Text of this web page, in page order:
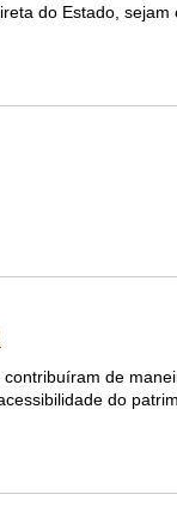
do Estado, sejam
de
do